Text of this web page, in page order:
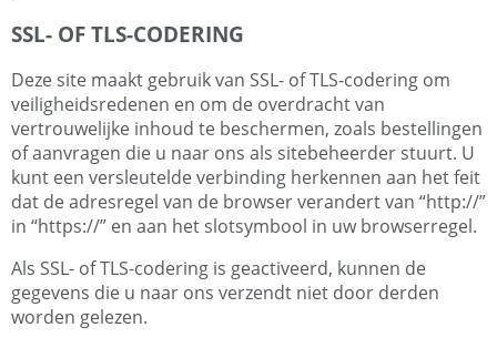
SSL- OF TLS-CODERING
Deze site maakt gebruik van SSL- of TLS-codering om
veiligheidsredenen en om de overdracht van
vertrouwelijke inhoud te beschermen, zoals bestellingen
of aanvragen die u naar ons als sitebeheerder stuurt. U
kunt een versleutelde verbinding herkennen aan het feit
dat de adresregel van de browser verandert van “http://”
in “https://” en aan het slotsymbool in uw browserregel.
Als SSL- of TLS-codering is geactiveerd, kunnen de
gegevens die u naar ons verzendt niet door derden
worden gelezen.